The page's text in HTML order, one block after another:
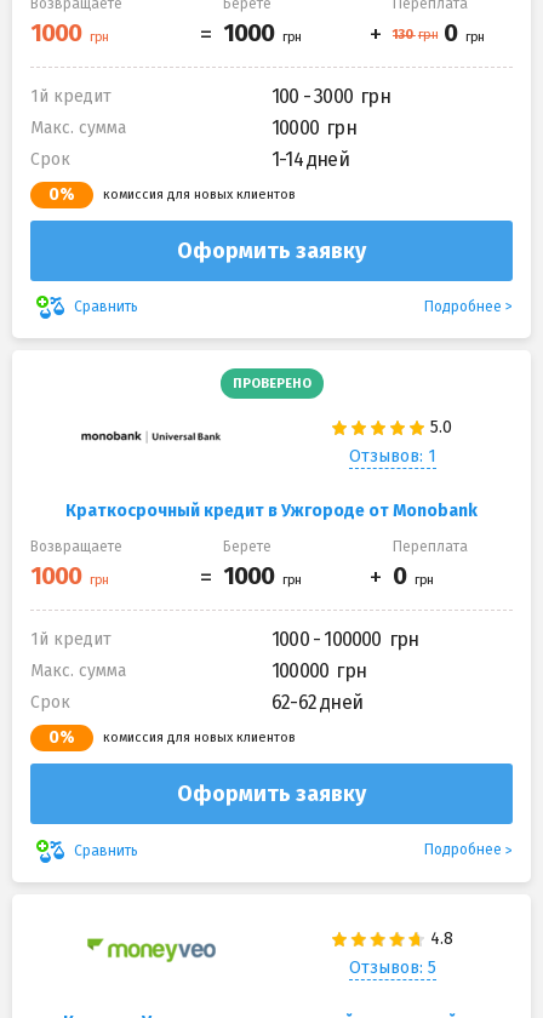
1й кредит 100 - 3000
Макс. сумма 10000
Срок 1-14 дней
0% комиссия для новых клиентов
Оформить заявку
Сравнить Подробнее
ПРОВЕРЕНО
Отзывов: 1
Краткосрочный кредит в Ужгороде от Monobank
Возвращаете Берете Переплата
1й кредит 1000 - 100000
Макс. сумма 100000
Срок 62-62 дней
0% комиссия для новых клиентов
Оформить заявку
Сравнить Подробнее
Отзывов: 5